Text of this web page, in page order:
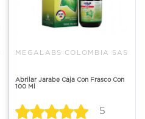
MEGALABS COLOMBIA SAS
Abrilar Jarabe Caja Con Frasco Con
100 Ml
5